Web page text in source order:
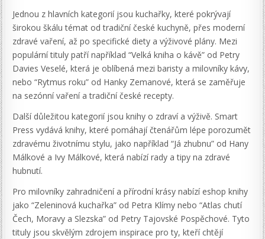
Jednou z hlavních kategorií jsou kuchařky, které pokrývají
širokou škálu témat od tradiční české kuchyně, přes moderní
zdravé vaření, až po specifické diety a výživové plány. Mezi
populární tituly patří například “Velká kniha o kávě” od Petry
Davies Veselé, která je oblíbená mezi baristy a milovníky kávy,
nebo “Rytmus roku” od Hanky Zemanové, která se zaměřuje
na sezónní vaření a tradiční české recepty.
Další důležitou kategorií jsou knihy o zdraví a výživě. Smart
Press vydává knihy, které pomáhají čtenářům lépe porozumět
zdravému životnímu stylu, jako například “Já zhubnu” od Hany
Málkové a Ivy Málkové, která nabízí rady a tipy na zdravé
hubnutí.
Pro milovníky zahradničení a přírodní krásy nabízí eshop knihy
jako “Zeleninová kuchařka” od Petra Klímy nebo “Atlas chutí
Čech, Moravy a Slezska” od Petry Tajovské Pospěchové. Tyto
tituly jsou skvělým zdrojem inspirace pro ty, kteří chtějí